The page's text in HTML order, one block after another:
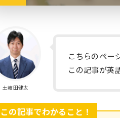
土岐田健太
こちらのペー
この記事が英
この記事でわかること！